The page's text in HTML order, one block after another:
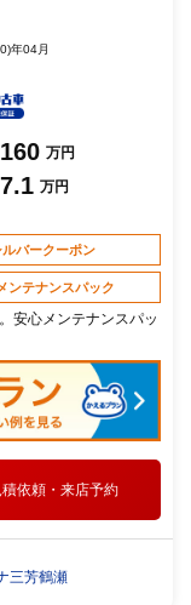
年04月
160 万円
7.1 万円
ルバークーポン
ンテナンスパック
安心メンテナンスパッ
積依頼・来店予約
三芳鶴瀬